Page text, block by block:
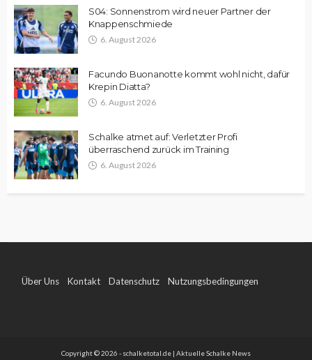
S04: Sonnenstrom wird neuer Partner der
Knappenschmiede
6. August 2026
Facundo Buonanotte kommt wohl nicht, dafür
Krepin Diatta?
6. August 2026
Schalke atmet auf: Verletzter Profi
überraschend zurück im Training
6. August 2026
Über Uns Kontakt Datenschutz Nutzungsbedingungen
Copyright © 2026 - schalketotal.de | Aktuelle Schalke News